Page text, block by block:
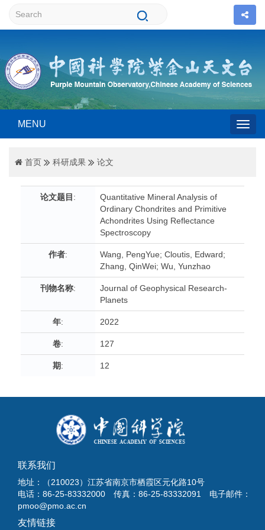
MENU
首页 科研成果 论文
论文题目 :
Quantitative Mineral Analysis of
Ordinary Chondrites and Primitive
Achondrites Using Reflectance
Spectroscopy
作者:
Wang, PengYue; Cloutis, Edward;
Zhang, QinWei; Wu, Yunzhao
刊物名称:
Journal of Geophysical Research-
Planets
年: 2022
卷: 127
期: 12
联系我们
地址：（210023）江苏省南京市栖霞区元化路10号
电话：86-25-83332000 传真：86-25-83332091 电子邮件：
pmoo@pmo.ac.cn
友情链接